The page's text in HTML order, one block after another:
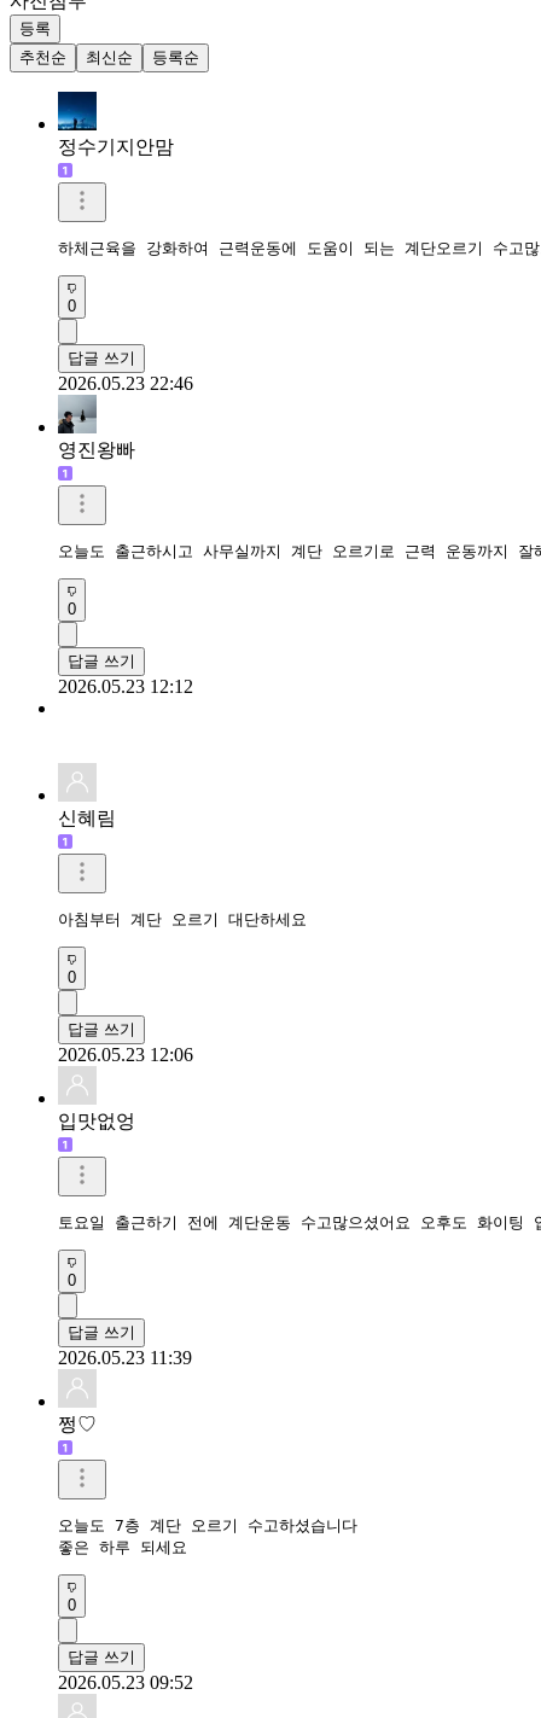
등록
추천순
최신순 등록순
정수기지안맘
하체근육을 강화하여 근력운동에 도움이 되는 계단오르기 수고
0
답글 쓰기
2026.05.23 22:46
영진왕빠
오늘도 출근하시고 사무실까지 계단 오르기로 근력 운동까지 잘
0
답글 쓰기
2026.05.23 12:12
신혜림
아침부터 계단 오르기 대단하세요
0
답글 쓰기
2026.05.23 12:06
입맛없엉
토요일 출근하기 전에 계단운동 수고많으셨어요 오후도 화이팅
0
답글 쓰기
2026.05.23 11:39
쩡♡
오늘도 7층 계단 오르기 수고하셨습니다
좋은 하루 되세요
0
답글 쓰기
2026.05.23 09:52